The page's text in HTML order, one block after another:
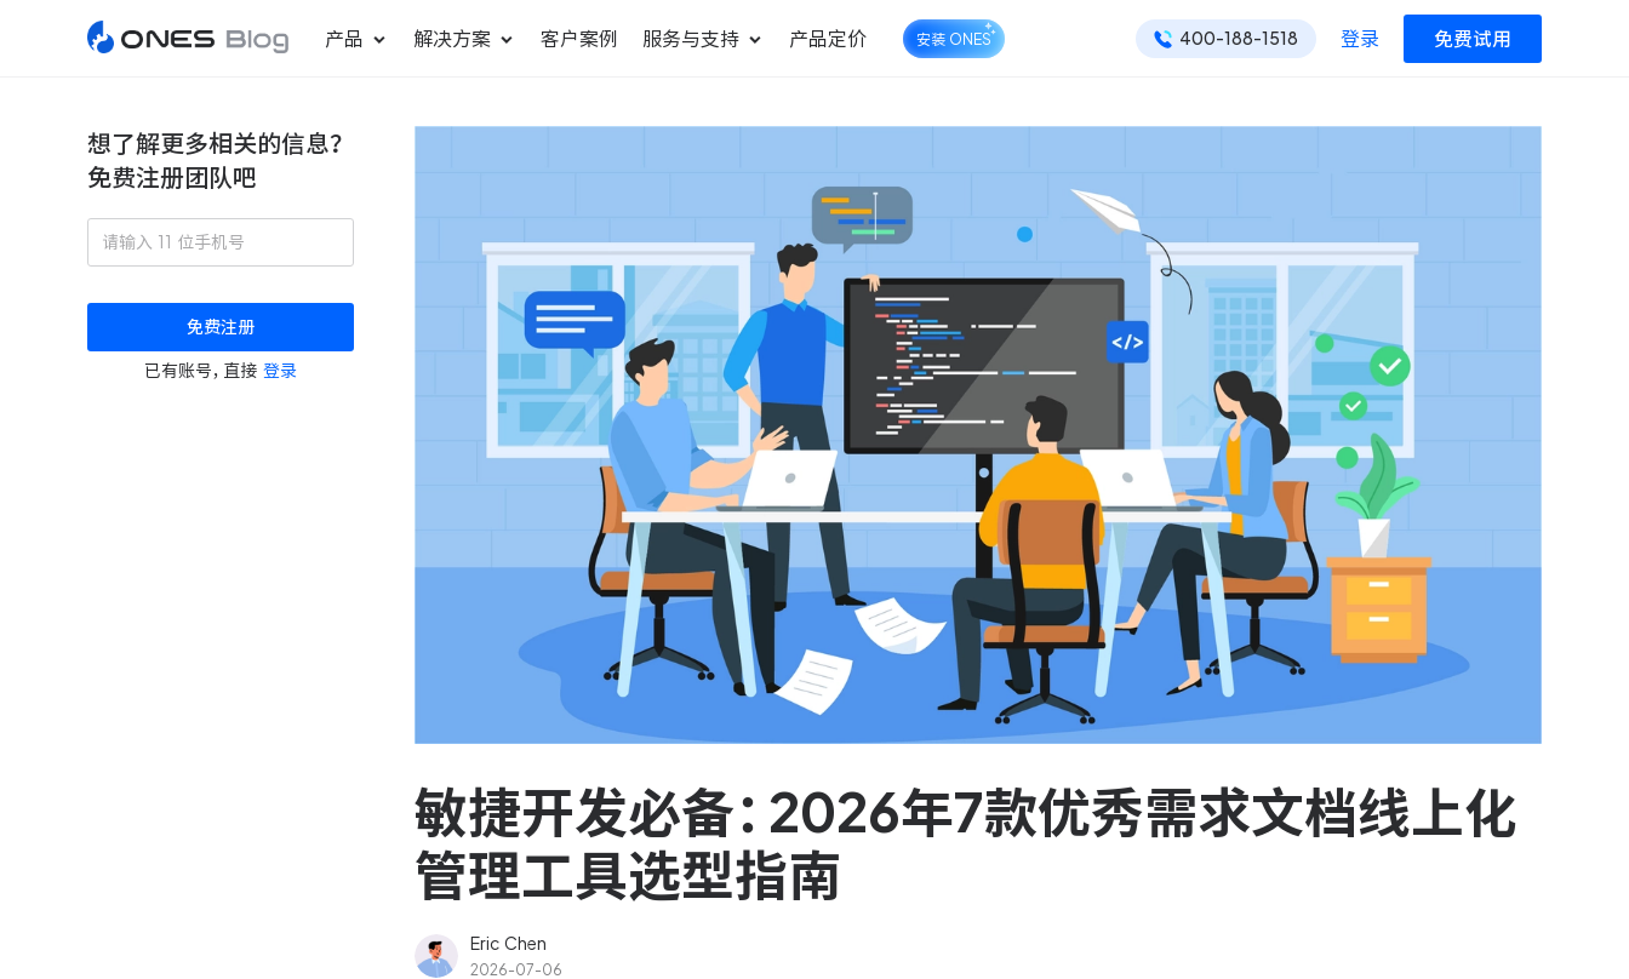
产品
ONES Desk
解决方案
更好更快地发布产品
统一管理业务信息和企业知
轻松规划项目和跟踪进度
测试管理
快速交付高质量产品
DevOps
可持续地交付端到端的价值
高效合理地规划和利用团队资
服务台和工单管理
轻松响应与解决客户反馈
驱动企业创新增长 助力车企高效研发
客户案例 服务与支持
ONES 资讯
产品定价 安装 ONES 400-188-1518 登录 免费试用
想了解更多相关的信息？
免费注册团队吧
免费注册
已有账号，直接 登录
敏捷开发必备：2026年7款优秀需求文档线上化
管理工具选型指南
Eric Chen
2026-07-06